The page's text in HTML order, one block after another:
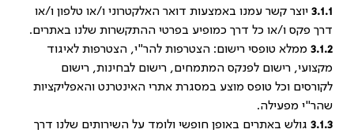
3.1.1 יוצר קשר עמנו באמצעות דואר האלקטרוני ו/או טלפון ו/או
דרך פקס ו/או כל דרך כמופיע בפרטי ההתקשרות שלנו באתרים.
3.1.2 ממלא טופסי רישום: הצטרפות להר"י, הצטרפות לאיגוד
מקצועי, רישום לפנקס המתמחים, רישום לבחינות, רישום
לקורסים וכל טופס מוצע במסגרת אתרי האינטרנט והאפליקציות
שהר"י מפעילה.
3.1.3 גולש באתרים באופן חופשי ולומד על השירותים שלנו דרך